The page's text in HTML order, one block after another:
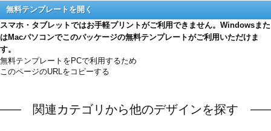
無料テンプレートを開く
スマホ・タブレットではお手軽プリントがご利用できません。Windowsまた
はMacパソコンでこのパッケージの無料テンプレートがご利用いただけま
す。
無料テンプレートをPCで利用するため
このページのURLをコピーする
関連カテゴリから他のデザインを探す